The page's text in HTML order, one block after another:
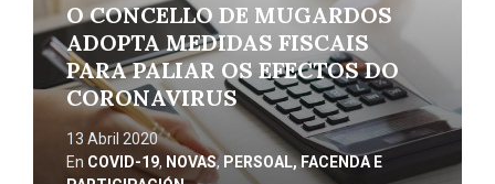
O CONCELLO DE MUGARDOS
ADOPTA MEDIDAS FISCAIS
PARA PALIAR OS EFECTOS DO
CORONAVIRUS
13 Abril 2020
En COVID-19, NOVAS, PERSOAL, FACENDA E